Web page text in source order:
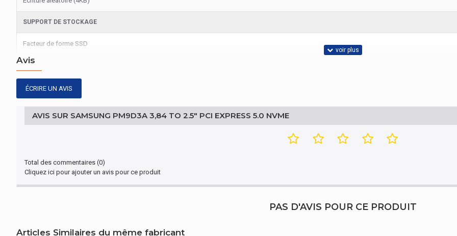
SUPPORT DE STOCKAGE
Facteur de forme SSD
Avis
ÉCRIRE UN AVIS
AVIS SUR SAMSUNG PM9D3A 3,84 TO 2.5" PCI EXPRESS 5.0 NVME
Total des commentaires (0)
Cliquez ici pour ajouter un avis pour ce produit
PAS D'AVIS POUR CE PRODUIT
Articles Similaires du même fabricant